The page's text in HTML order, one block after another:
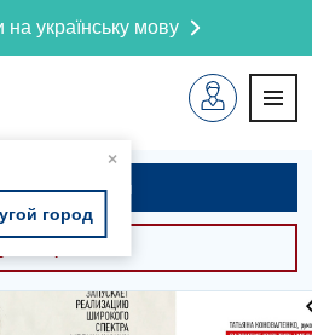
на українську мову
×
город
на приём